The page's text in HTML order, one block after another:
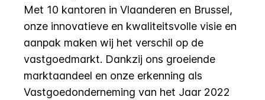
Met 10 kantoren in Vlaanderen en Brussel,
onze innovatieve en kwaliteitsvolle visie en
aanpak maken wij het verschil op de
vastgoedmarkt. Dankzij ons groeiende
marktaandeel en onze erkenning als
Vastgoedonderneming van het Jaar 2022